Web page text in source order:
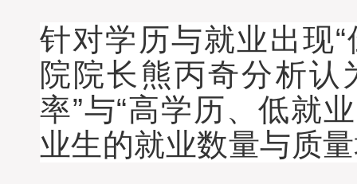
针对学历与就业出现
院院长熊丙奇分析认
率”与“高学历、低就
业生的就业数量与质